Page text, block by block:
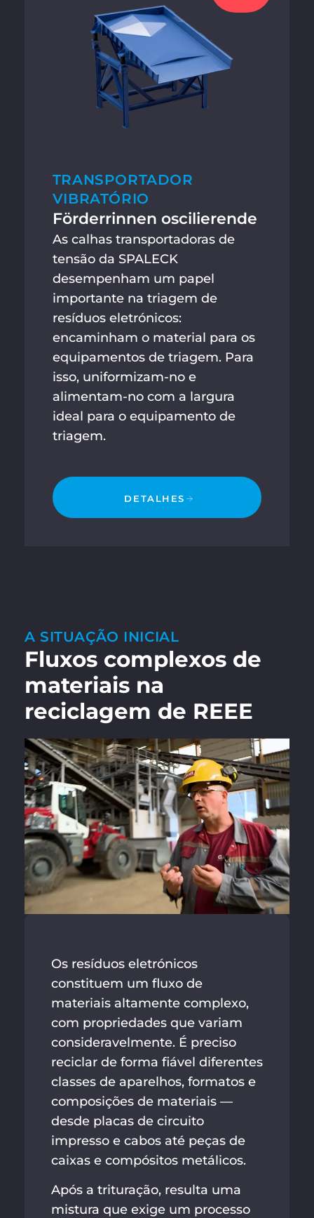
TRANSPORTADOR
VIBRATÓRIO
Förderrinnen oscilierende
As calhas transportadoras de
tensão da SPALECK
desempenham um papel
importante na triagem de
resíduos eletrónicos:
encaminham o material para os
equipamentos de triagem. Para
isso, uniformizam-no e
alimentam-no com a largura
ideal para o equipamento de
triagem.
DETALHES
A SITUAÇÃO INICIAL
Fluxos complexos de
materiais na
reciclagem de REEE
Os resíduos eletrónicos
constituem um fluxo de
materiais altamente complexo,
com propriedades que variam
consideravelmente. É preciso
reciclar de forma fiável diferentes
classes de aparelhos, formatos e
composições de materiais —
desde placas de circuito
impresso e cabos até peças de
caixas e compósitos metálicos.
Após a trituração, resulta uma
mistura que exige um processo